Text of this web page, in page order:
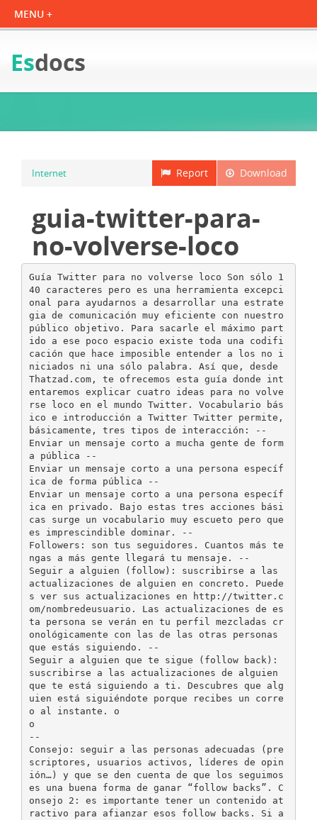
Esdocs
Download
Report
Internet
guia-twitter-para-
no-volverse-loco
Guía Twitter para no volverse loco Son sólo 1
40 caracteres pero es una herramienta excepci
onal para ayudarnos a desarrollar una estrate
gia de comunicación muy eficiente con nuestro
público objetivo. Para sacarle el máximo part
ido a ese poco espacio existe toda una codifi
cación que hace imposible entender a los no i
niciados ni una sólo palabra. Así que, desde
Thatzad.com, te ofrecemos esta guía donde int
entaremos explicar cuatro ideas para no volve
rse loco en el mundo Twitter. Vocabulario bás
ico e introducción a Twitter Twitter permite,
básicamente, tres tipos de interacción: -­‐
Enviar un mensaje corto a mucha gente de form
a pública -­‐
Enviar un mensaje corto a una persona específ
ica de forma pública -­‐
Enviar un mensaje corto a una persona específ
ica en privado. Bajo estas tres acciones bási
cas surge un vocabulario muy escueto pero que
es imprescindible dominar. -­‐
Followers: son tus seguidores. Cuantos más te
ngas a más gente llegará tu mensaje. -­‐
Seguir a alguien (follow): suscribirse a las
actualizaciones de alguien en concreto. Puede
s ver sus actualizaciones en http://twitter.c
om/nombredeusuario. Las actualizaciones de es
ta persona se verán en tu perfil mezcladas cr
onológicamente con las de las otras personas
que estás siguiendo. -­‐
Seguir a alguien que te sigue (follow back):
suscribirse a las actualizaciones de alguien
que te está siguiendo a ti. Descubres que alg
uien está siguiéndote porque recibes un corre
o al instante. o
o
-­‐
Consejo: seguir a las personas adecuadas (pre
scriptores, usuarios activos, líderes de opin
ión…) y que se den cuenta de que los seguimos
es una buena forma de ganar “follow backs”. C
onsejo 2: es importante tener un contenido at
ractivo para afianzar esos follow backs. Si a